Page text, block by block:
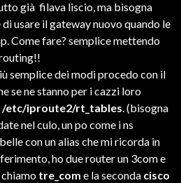
già filava liscio, ma bisogna
usare il gateway nuovo quando le
Come fare? semplice mettendo
semplice dei modi procedo con il
se ne stanno per i cazzi loro
/etc/iproute2/rt_tables. (bisogna
nel culo, un po come i ns
con un alias che mi ricorda in
ho due router un 3com e
tre_com e la seconda cisco